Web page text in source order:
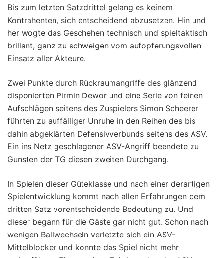
Bis zum letzten Satzdrittel gelang es keinem
Kontrahenten, sich entscheidend abzusetzen. Hin und
her wogte das Geschehen technisch und spieltaktisch
brillant, ganz zu schweigen vom aufopferungsvollen
Einsatz aller Akteure.
Zwei Punkte durch Rückraumangriffe des glänzend
disponierten Pirmin Dewor und eine Serie von feinen
Aufschlägen seitens des Zuspielers Simon Scheerer
führten zu auffälliger Unruhe in den Reihen des bis
dahin abgeklärten Defensivverbunds seitens des ASV.
Ein ins Netz geschlagener ASV-Angriff beendete zu
Gunsten der TG diesen zweiten Durchgang.
In Spielen dieser Güteklasse und nach einer derartigen
Spielentwicklung kommt nach allen Erfahrungen dem
dritten Satz vorentscheidende Bedeutung zu. Und
dieser begann für die Gäste gar nicht gut. Schon nach
wenigen Ballwechseln verletzte sich ein ASV-
Mittelblocker und konnte das Spiel nicht mehr